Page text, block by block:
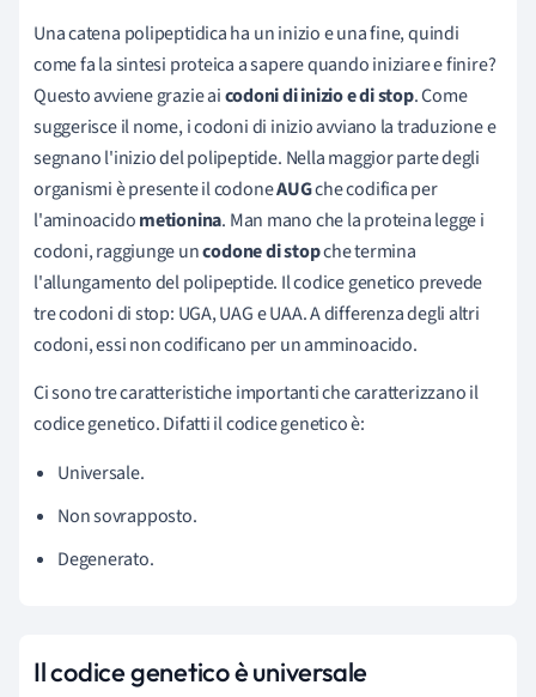
Una catena polipeptidica ha un inizio e una fine, quindi
come fa la sintesi proteica a sapere quando iniziare e finire?
Questo avviene grazie aicodoni di inizio e di stop. Come
suggerisce il nome, i codoni di inizio avviano la traduzione e
segnano l'inizio del polipeptide. Nella maggior parte degli
organismi è presente il codoneAUGche codifica per
l'aminoacidometionina. Man mano che la proteina legge i
codoni, raggiunge uncodone di stopche termina
l'allungamento del polipeptide. Il codice genetico prevede
tre codoni di stop: UGA, UAG e UAA. A differenza degli altri
codoni, essi non codificano per un amminoacido.
Ci sono tre caratteristiche importanti che caratterizzano il
codice genetico. Difatti il codice genetico è:
Universale.
Non sovrapposto.
Degenerato.
Il codice genetico è universale